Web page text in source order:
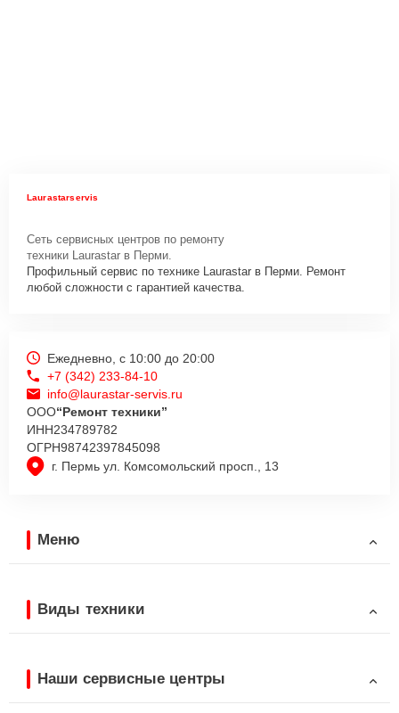
Laurastarservis
Сеть сервисных центров по ремонту
техники Laurastar в Перми.
Профильный сервис по технике Laurastar в Перми. Ремонт
любой сложности с гарантией качества.
г. Пермь ул. Комсомольский просп., 13
Ежедневно, с 10:00 до 20:00
+7 (342) 233-84-10
info@laurastar-servis.ru
ООО“Ремонт техники”
ИНН234789782
ОГРН98742397845098
Меню
Виды техники
Наши сервисные центры